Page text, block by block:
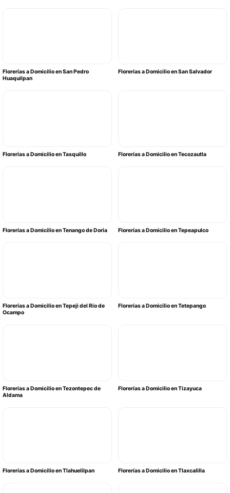
Florerías a Domicilio en San Pedro
Huaquilpan
Florerías a Domicilio en San Salvador
Florerías a Domicilio en Tasquillo Florerías a Domicilio en Tecozautla
Florerías a Domicilio en Tenango de Doria Florerías a Domicilio en Tepeapulco
Florerías a Domicilio en Tepeji del Rio de
Ocampo
Florerías a Domicilio en Tetepango
Florerías a Domicilio en Tezontepec de
Aldama
Florerías a Domicilio en Tizayuca
Florerías a Domicilio en Tlahuelilpan Florerías a Domicilio en Tlaxcalilla